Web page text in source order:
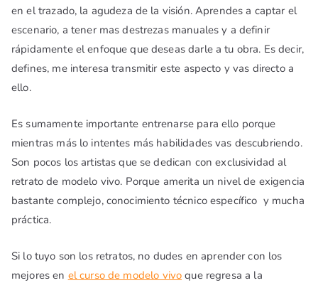
en el trazado, la agudeza de la visión. Aprendes a captar el
escenario, a tener mas destrezas manuales y a definir
rápidamente el enfoque que deseas darle a tu obra. Es decir,
defines, me interesa transmitir este aspecto y vas directo a
ello.
Es sumamente importante entrenarse para ello porque
mientras más lo intentes más habilidades vas descubriendo.
Son pocos los artistas que se dedican con exclusividad al
retrato de modelo vivo. Porque amerita un nivel de exigencia
bastante complejo, conocimiento técnico específico y mucha
práctica.
Si lo tuyo son los retratos, no dudes en aprender con los
mejores en el curso de modelo vivo que regresa a la